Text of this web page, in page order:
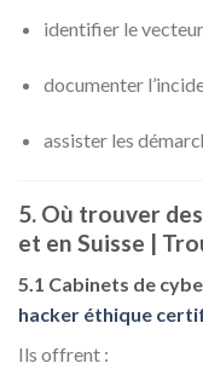
identifier le
documenter
assister les
5. Où trouver
et en Suisse |
5.1 Cabinets de
hacker éthique
Ils offrent :